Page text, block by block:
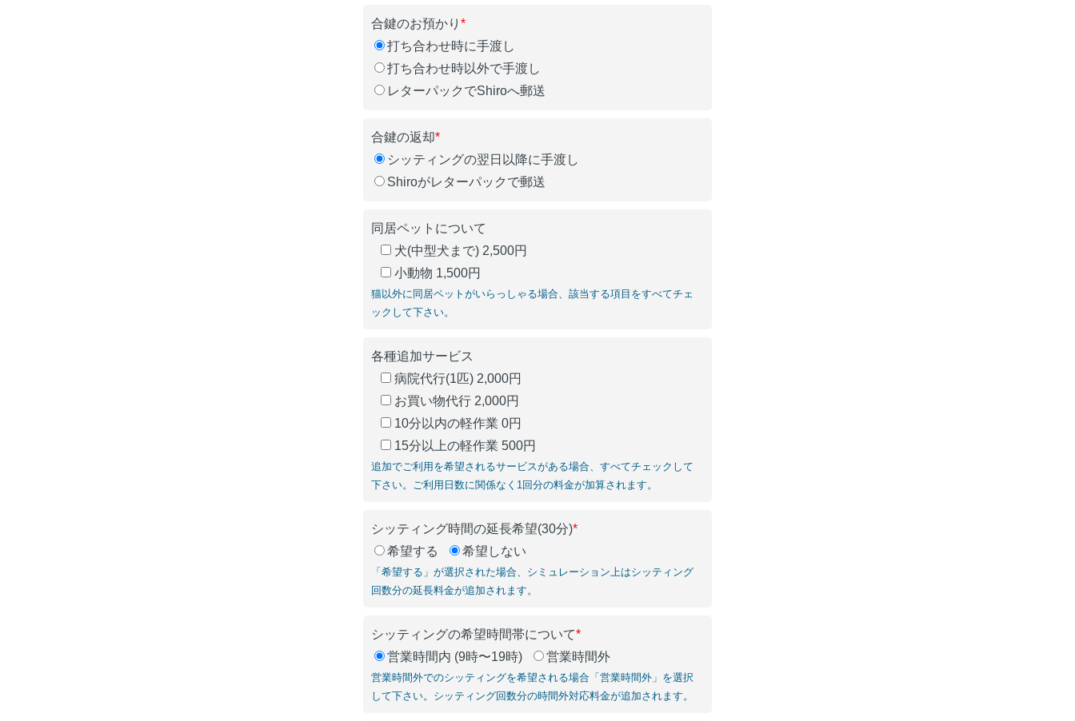
合鍵のお預かり*
打ち合わせ時に手渡し
打ち合わせ時以外で手渡し
レターパックでShiroへ郵送
合鍵の返却*
シッティングの翌日以降に手渡し
Shiroがレターパックで郵送
同居ペットについて
犬(中型犬まで) 2,500円
小動物 1,500円
猫以外に同居ペットがいらっしゃる場合、該当する項目をすべてチェ
ックして下さい。
各種追加サービス
病院代行(1匹) 2,000円
お買い物代行 2,000円
10分以内の軽作業 0円
15分以上の軽作業 500円
追加でご利用を希望されるサービスがある場合、すべてチェックして
下さい。ご利用日数に関係なく1回分の料金が加算されます。
シッティング時間の延長希望(30分)*
希望する
希望しない
「希望する」が選択された場合、シミュレーション上はシッティング
回数分の延長料金が追加されます。
シッティングの希望時間帯について*
営業時間内 (9時〜19時)
営業時間外
営業時間外でのシッティングを希望される場合「営業時間外」を選択
して下さい。シッティング回数分の時間外対応料金が追加されます。